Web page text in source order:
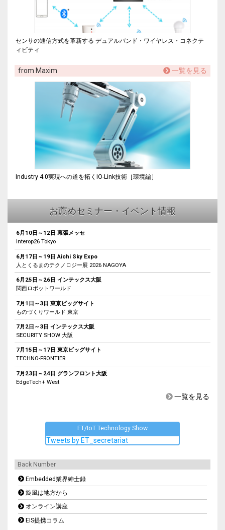
センサの通信方式を革新する デュアルバンド・ワイヤレス・コネクテ
ィビティ
from Maxim 一覧を見る
Industry 4.0実現への道を拓くIO-Link技術［環境編］
お薦めセミナー・イベント情報
6月10日～12日 幕張メッセ
Interop26 Tokyo
6月17日～19日 Aichi Sky Expo
人とくるまのテクノロジー展 2026 NAGOYA
6月25日～26日 インテックス大阪
関西ロボットワールド
7月1日～3日 東京ビッグサイト
ものづくりワールド 東京
7月2日～3日 インテックス大阪
SECURITY SHOW 大阪
7月15日～17日 東京ビッグサイト
TECHNO-FRONTIER
7月23日～24日 グランフロント大阪
EdgeTech+ West
一覧を見る
ET/IoT Technology Show
Tweets by ET_secretariat
Back Number
Embedded業界紳士録
旋風は地方から
オンライン講座
EIS提携コラム